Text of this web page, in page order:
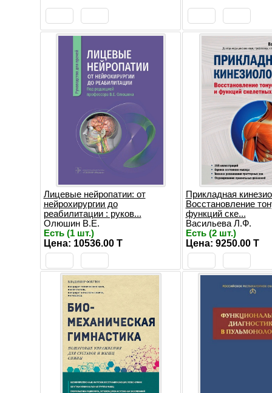
Лицевые нейропатии: от
нейрохирургии до
реабилитации : руков...
Олюшин В.Е.
Есть (1 шт.)
Цена: 10536.00 T
Прикладная
Восстановление
функций ске...
Васильева Л.Ф.
Есть (2 шт.)
Цена: 9250.00 T